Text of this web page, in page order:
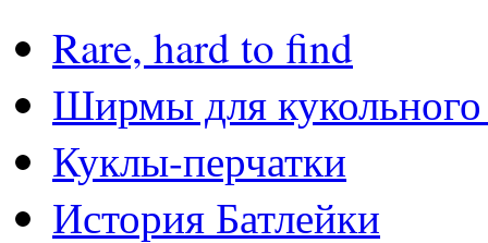
Rare, hard to find
Ширмы для кукольного
Куклы-перчатки
История Батлейки